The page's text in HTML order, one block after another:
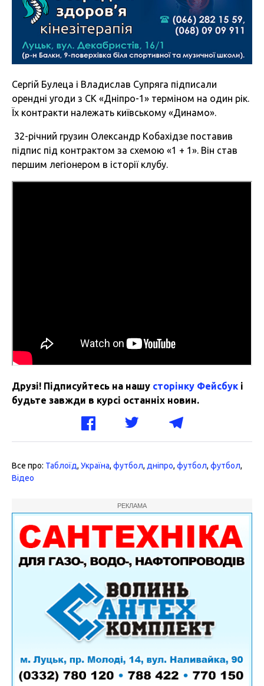
Сергій Булеца і Владислав Супряга підписали
орендні угоди з СК «Дніпро-1» терміном на один рік.
Їх контракти належать київському «Динамо».
32-річний грузин Олександр Кобахідзе поставив
підпис під контрактом за схемою «1 + 1». Він став
першим легіонером в історії клубу.
Друзі! Підписуйтесь на нашу сторінку Фейсбук і
будьте завжди в курсі останніх новин.
Все про: Таблоїд, Україна, футбол, дніпро, футбол, футбол,
Відео
РЕКЛАМА